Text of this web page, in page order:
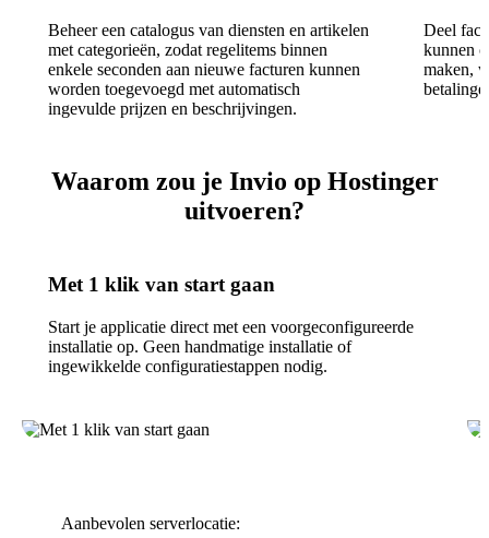
Beheer een catalogus van diensten en artikelen
met categorieën, zodat regelitems binnen
enkele seconden aan nieuwe facturen kunnen
worden toegevoegd met automatisch
ingevulde prijzen en beschrijvingen.
Deel
kunnen
maken,
Waarom zou je Invio op Hostinger
uitvoeren?
Met 1 klik van start gaan
Start je applicatie direct met een voorgeconfigureerde
installatie op. Geen handmatige installatie of
ingewikkelde configuratiestappen nodig.
Aanbevolen serverlocatie: